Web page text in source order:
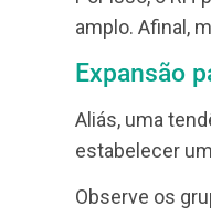
4-
Por falar em
algo pelos